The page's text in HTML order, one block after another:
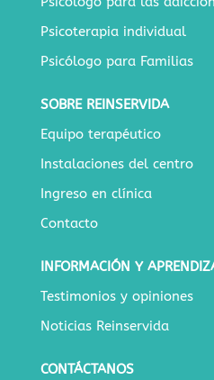
Psicoterapia individual
Psicólogo para Familias
SOBRE REINSERVIDA
Equipo terapéutico
Instalaciones del centro
Ingreso en clínica
Contacto
INFORMACIÓN Y
Testimonios y opiniones
Noticias Reinservida
CONTÁCTANOS